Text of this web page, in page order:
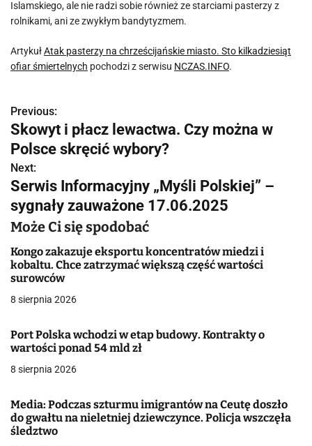
Islamskiego, ale nie radzi sobie również ze starciami pasterzy z
rolnikami, ani ze zwykłym bandytyzmem.
ArtykułAtak pasterzy na chrześcijańskie miasto. Sto kilkadziesiąt
ofiar śmiertelnych pochodzi z serwisu NCZAS.INFO.
N
a
w
i
g
a
c
j
a
w
i
s
Previous:
Skowyt i płacz lewactwa. Czy można w
Polsce skręcić wybory?
Next:
Serwis Informacyjny „Myśli Polskiej” –
sygnały zauważone 17.06.2025
Może Ci się spodobać
Kongo zakazuje eksportu koncentratów miedzi i
kobaltu. Chce zatrzymać większą część wartości
surowców
8 sierpnia 2026
Port Polska wchodzi w etap budowy. Kontrakty o
wartości ponad 54 mld zł
8 sierpnia 2026
Media: Podczas szturmu imigrantów na Ceutę doszło
do gwałtu na nieletniej dziewczynce. Policja wszczęła
śledztwo